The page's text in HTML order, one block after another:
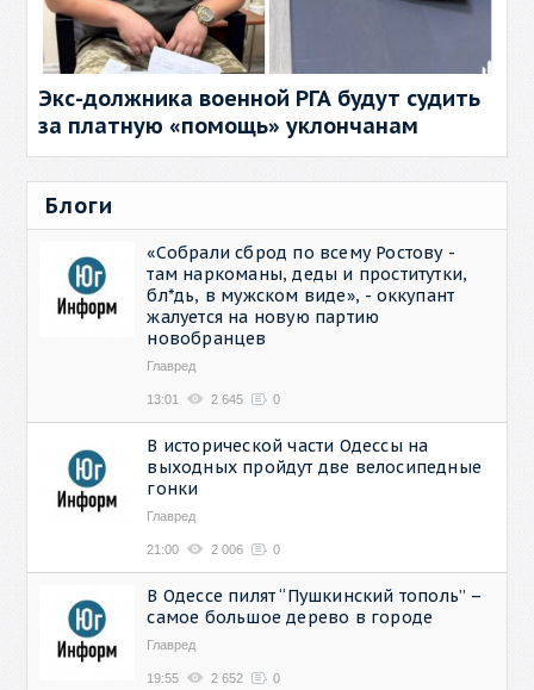
Экс-должника военной РГА будут судить
за платную «помощь» уклончанам
Блоги
«Собрали сброд по всему Ростову -
там наркоманы, деды и проститутки,
бл*дь, в мужском виде», - оккупант
жалуется на новую партию
новобранцев
Главред
13:01 2 645 0
В исторической части Одессы на
выходных пройдут две велосипедные
гонки
Главред
21:00 2 006 0
В Одессе пилят “Пушкинский тополь” –
самое большое дерево в городе
Главред
19:55 2 652 0